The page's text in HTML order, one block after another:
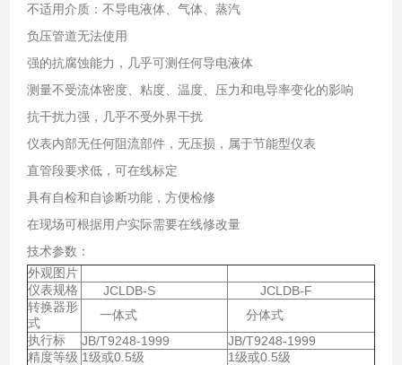
不适用介质：不导电液体、气体、蒸汽
负压管道无法使用
强的抗腐蚀能力，几乎可测任何导电液体
测量不受流体密度、粘度、温度、压力和电导率变化的影响
抗干扰力强，几乎不受外界干扰
仪表内部无任何阻流部件，无压损，属于节能型仪表
直管段要求低，可在线标定
具有自检和自诊断功能，方便检修
在现场可根据用户实际需要在线修改量
技术参数：
外观图片
仪表规格
JCLDB-S
JCLDB-F
转换器形
式
一体式
分体式
执行标
JB/T9248-1999
JB/T9248-1999
精度等级 1级或0.5级
1级或0.5级